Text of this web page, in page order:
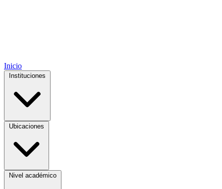
Inicio
Instituciones
Ubicaciones
Nivel académico